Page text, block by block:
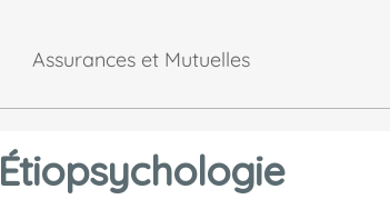
Assurances et Mutuelles
Étiopsychologie